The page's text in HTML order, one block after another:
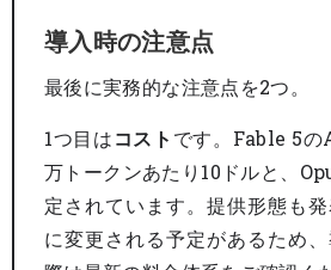
導入時の注意点
最後に実務的な注意点を2つ。
1つ目はコスト です。Fable 5の
万トークンあたり10ドルと、
定されています。提供形態も
に変更される予定があるため